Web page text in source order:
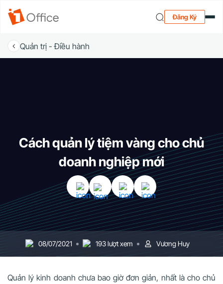
Đăng Ký
Quản trị - Điều hành
Cách quản lý tiệm vàng cho chủ
doanh nghiệp mới
08/07/2021 193 lượt xem Vương Huy
Quản lý kinh doanh chưa bao giờ đơn giản, nhất là cho chủ